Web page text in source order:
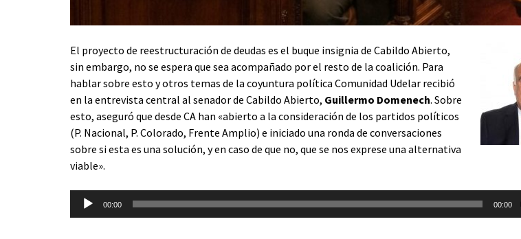
El proyecto de reestructuración de deudas es el buque insignia de Cabildo Abierto,
sin embargo, no se espera que sea acompañado por el resto de la coalición. Para
hablar sobre esto y otros temas de la coyuntura política Comunidad Udelar recibió
en la entrevista central al senador de Cabildo Abierto, Guillermo Domenech. Sobre
esto, aseguró que desde CA han «abierto a la consideración de los partidos políticos
(P. Nacional, P. Colorado, Frente Amplio) e iniciado una ronda de conversaciones
sobre si esta es una solución, y en caso de que no, que se nos exprese una alternativa
viable».
Reproductor
00:00 00:00